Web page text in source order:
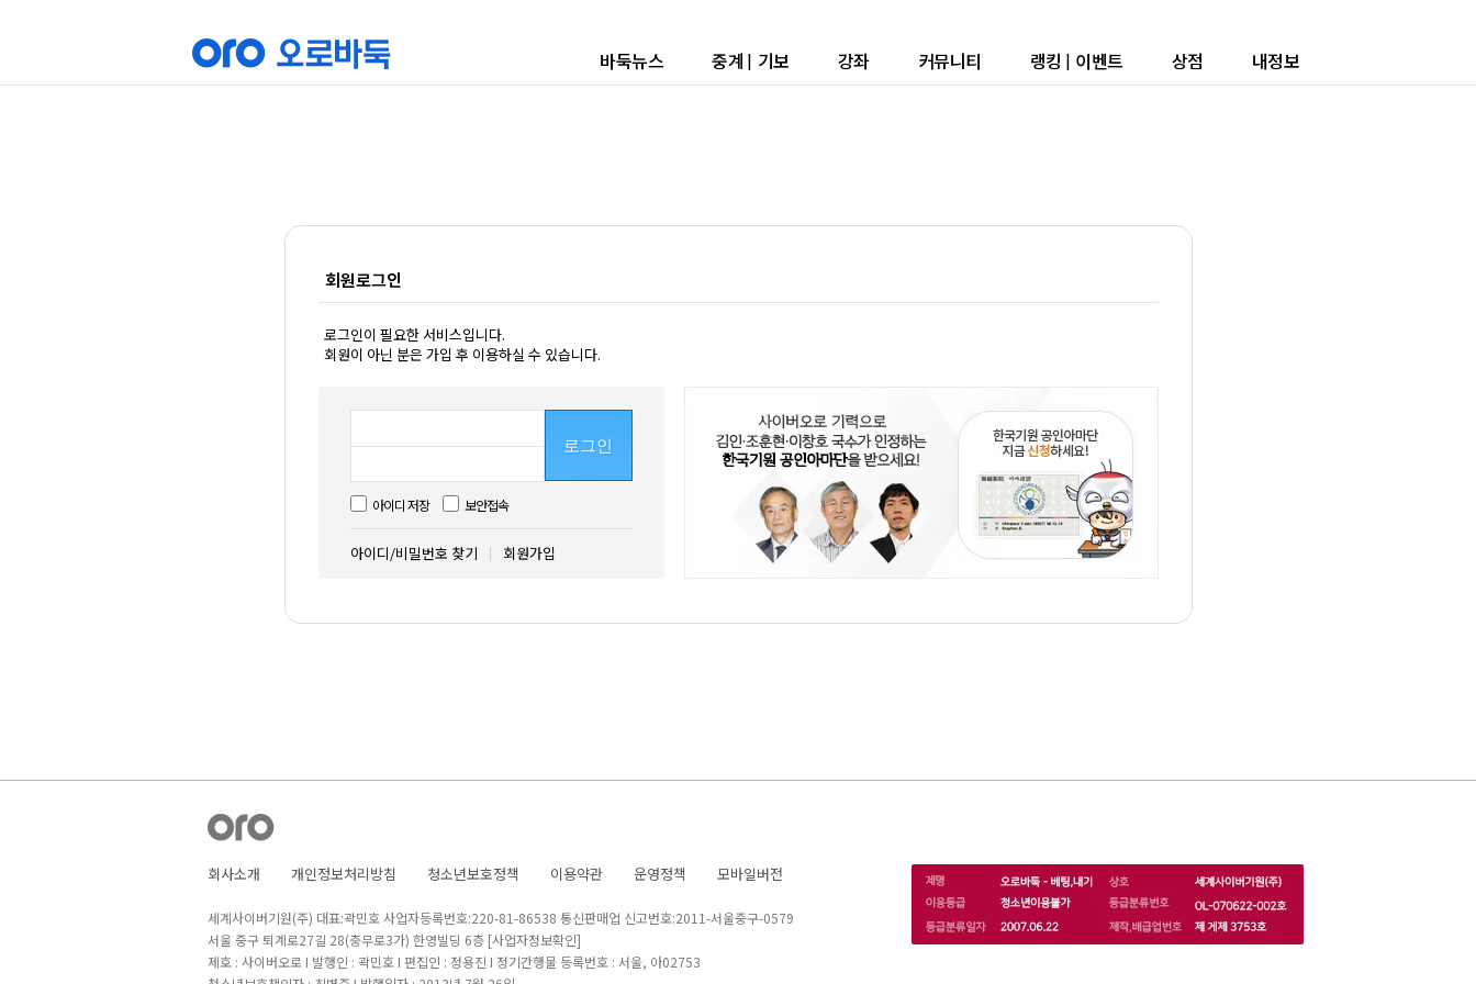
바둑뉴스 중계 | 기보 강좌 커뮤니티 랭킹 | 이벤트 상점 내정보
회원로그인
로그인이 필요한 서비스입니다.
회원이 아닌 분은 가입 후 이용하실 수 있습니다.
로그인
아이디 저장 보안접속
아이디/비밀번호 찾기 회원가입
회사소개 개인정보처리방침 청소년보호정책 이용약관 운영정책 모바일버전
세계사이버기원(주) 대표:곽민호 사업자등록번호:220-81-86538 통신판매업 신고번호:2011-서울중구-0579
서울 중구 퇴계로27길 28(충무로3가) 한영빌딩 6층 [사업자정보확인]
제호 : 사이버오로 I 발행인 : 곽민호 I 편집인 : 정용진 I 정기간행물 등록번호 : 서울, 아02753